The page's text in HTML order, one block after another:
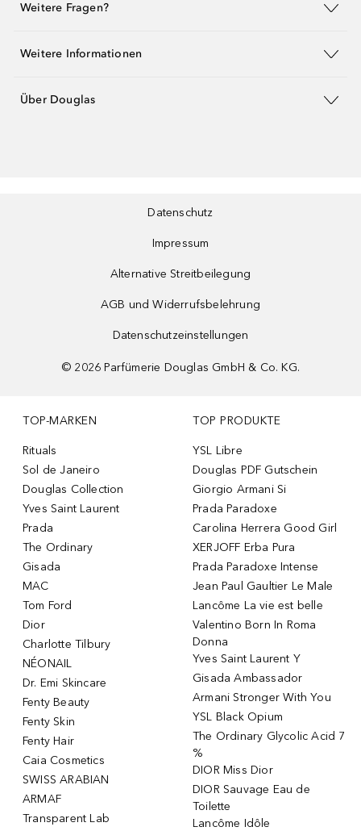
Weitere Fragen?
Weitere Informationen
Über Douglas
Datenschutz
Impressum
Alternative Streitbeilegung
AGB und Widerrufsbelehrung
Datenschutzeinstellungen
© 2026 Parfümerie Douglas GmbH & Co. KG.
TOP-MARKEN
Rituals
Sol de Janeiro
Douglas Collection
Yves Saint Laurent
Prada
The Ordinary
Gisada
MAC
Tom Ford
Dior
Charlotte Tilbury
NÉONAIL
Dr. Emi Skincare
Fenty Beauty
Fenty Skin
Fenty Hair
Caia Cosmetics
SWISS ARABIAN
ARMAF
Transparent Lab
TOP PRODUKTE
YSL Libre
Douglas PDF Gutschein
Giorgio Armani Si
Prada Paradoxe
Carolina Herrera Good Girl
XERJOFF Erba Pura
Prada Paradoxe Intense
Jean Paul Gaultier Le Male
Lancôme La vie est belle
Valentino Born In Roma
Donna
Yves Saint Laurent Y
Gisada Ambassador
Armani Stronger With You
YSL Black Opium
The Ordinary Glycolic Acid 7
%
DIOR Miss Dior
DIOR Sauvage Eau de
Toilette
Lancôme Idôle